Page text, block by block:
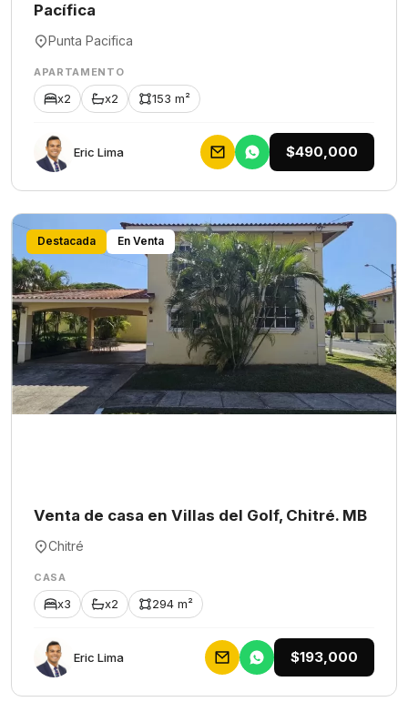
Pacífica
Punta Pacifica
APARTAMENTO
x2 x2 153 m²
Eric Lima $490,000
Destacada En Venta
Venta de casa en Villas del Golf, Chitré. MB
Chitré
CASA
x3 x2 294 m²
Eric Lima $193,000